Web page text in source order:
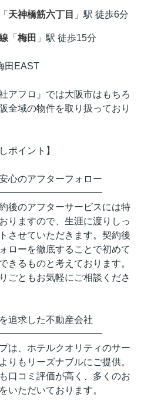
「 天神橋筋六丁目 」駅 徒歩6分
「 梅田 」駅 徒歩15分
田EAST
アフロ』では大阪市はもちろ
全域の物件を取り扱っており
ポイント】
心のアフターフォロー
後のアフターサービスには特
りますので、生涯に渡りしっ
させていただきます。契約後
ローを徹底することで初めて
きるものと考えております。
ごともお気軽にご相談くださ
追求した不動産会社
は、ホテルクオリティのサー
りもリーズナブルにご提供。
口コミ評価が高く、多くのお
いただいております。